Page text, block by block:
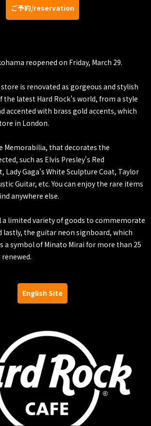
ご予約/reservation
reopened on Friday, March 29.
is renovated as gorgeous and stylish
latest Hard Rock’s world, from a style
accented with brass gold accents, which
in London.
Memorabilia, that decorates the
such as Elvis Presley's Red
Lady Gaga's White Sculpture Coat, Taylor
Guitar, etc. You can enjoy the rare items
anywhere else.
a limited variety of goods to commemorate
lastly, the guitar neon signboard, which
a symbol of Minato Mirai for more than 25
English Site